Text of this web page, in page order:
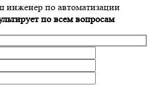
по автоматизации
по всем вопросам